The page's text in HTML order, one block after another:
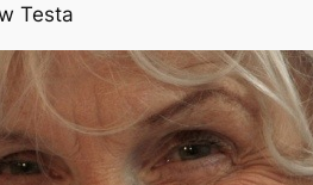
Testa